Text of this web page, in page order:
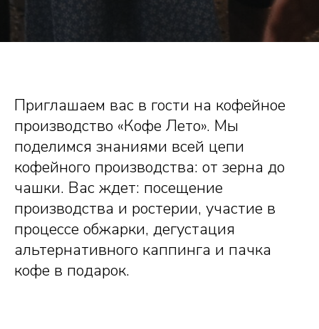
Приглашаем вас в гости на кофейное
производство «Кофе Лето». Мы
поделимся знаниями всей цепи
кофейного производства: от зерна до
чашки. Вас ждет: посещение
производства и ростерии, участие в
процессе обжарки, дегустация
альтернативного каппинга и пачка
кофе в подарок.